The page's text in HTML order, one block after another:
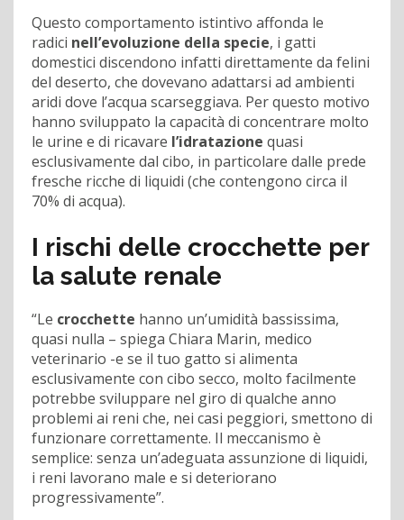
Questo comportamento istintivo affonda le
radici nell’evoluzione della specie, i gatti
domestici discendono infatti direttamente da felini
del deserto, che dovevano adattarsi ad ambienti
aridi dove l’acqua scarseggiava. Per questo motivo
hanno sviluppato la capacità di concentrare molto
le urine e di ricavare l’idratazione quasi
esclusivamente dal cibo, in particolare dalle prede
fresche ricche di liquidi (che contengono circa il
70% di acqua).
I rischi delle crocchette per
la salute renale
“Le crocchette hanno un’umidità bassissima,
quasi nulla – spiega Chiara Marin, medico
veterinario -e se il tuo gatto si alimenta
esclusivamente con cibo secco, molto facilmente
potrebbe sviluppare nel giro di qualche anno
problemi ai reni che, nei casi peggiori, smettono di
funzionare correttamente. Il meccanismo è
semplice: senza un’adeguata assunzione di liquidi,
i reni lavorano male e si deteriorano
progressivamente”.